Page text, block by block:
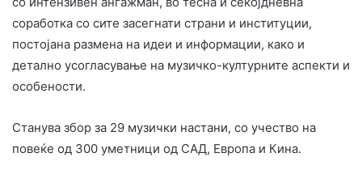
соработка со сите засегнати страни и институции,
постојана размена на идеи и информации, како и
детално усогласување на музичко-културните аспекти и
особености.
Станува збор за 29 музички настани, со учество на
повеќе од 300 уметници од САД, Европа и Кина.